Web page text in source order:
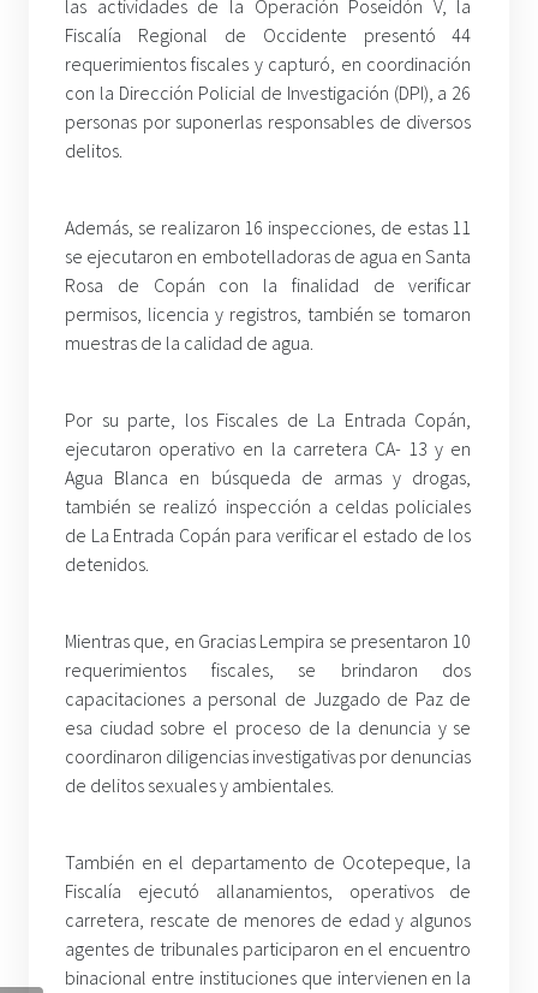
las actividades de la Operación Poseidón V, la
Fiscalía Regional de Occidente presentó 44
requerimientos fiscales y capturó, en coordinación
con la Dirección Policial de Investigación (DPI), a 26
personas por suponerlas responsables de diversos
delitos.
Además, se realizaron 16 inspecciones, de estas 11
se ejecutaron en embotelladoras de agua en Santa
Rosa de Copán con la finalidad de verificar
permisos, licencia y registros, también se tomaron
muestras de la calidad de agua.
Por su parte, los Fiscales de La Entrada Copán,
ejecutaron operativo en la carretera CA- 13 y en
Agua Blanca en búsqueda de armas y drogas,
también se realizó inspección a celdas policiales
de La Entrada Copán para verificar el estado de los
detenidos.
Mientras que, en Gracias Lempira se presentaron 10
requerimientos fiscales, se brindaron dos
capacitaciones a personal de Juzgado de Paz de
esa ciudad sobre el proceso de la denuncia y se
coordinaron diligencias investigativas por denuncias
de delitos sexuales y ambientales.
También en el departamento de Ocotepeque, la
Fiscalía ejecutó allanamientos, operativos de
carretera, rescate de menores de edad y algunos
agentes de tribunales participaron en el encuentro
binacional entre instituciones que intervienen en la